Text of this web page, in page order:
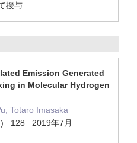
授与
Emission Generated
in Molecular Hydrogen
Totaro Imasaka
) 128 2019年7月